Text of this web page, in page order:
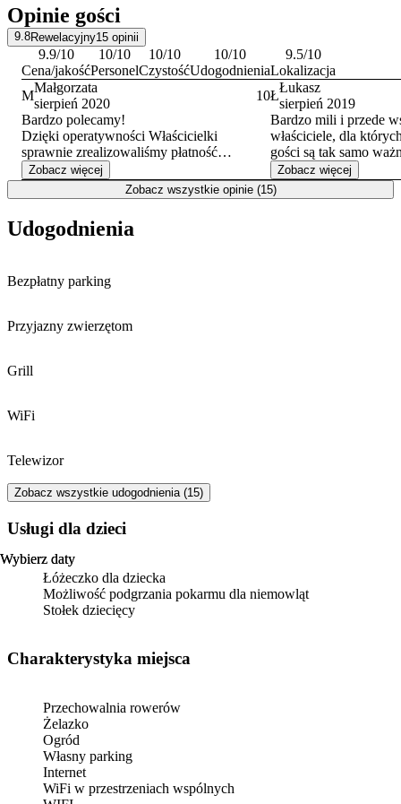
Opinie gości
9.8Rewelacyjny15 opinii
9.9/10
Cena/jakość
10/10
Personel
10/10
Czystość
10/10
Udogodnienia
9.5/10
Lokalizacja
M
Małgorzata
sierpień 2020
10
Bardzo polecamy!
Dzięki operatywności Właścicielki
sprawnie zrealizowaliśmy płatność
BONEM TURYSTYCZMYM od
pierwszych dni jego funkcjonowania.
Miejsce godne polecenia szczególnie
zgiełku. Spokojna okolica z dogodnym
dostep do kuchni i przytulnegoogrodu z
Zobacz więcej
Ł
Łukasz
sierpień 2019
Bardzo mili i przede
właściciele, dla
gości są tak samo
prywatne. Warunki
przyjemną atmosferę.
pozostawienie
Zobacz więcej
Zobacz wszystkie opinie (15)
Wybierz daty
Wybierz daty
Udogodnienia
Bezpłatny parking
Przyjazny zwierzętom
Grill
WiFi
Telewizor
Zobacz wszystkie udogodnienia (15)
usługi dla dzieci
Łóżeczko dla dziecka
Możliwość podgrzania pokarmu dla niemowląt
Stołek dziecięcy
Charakterystyka miejsca
Przechowalnia rowerów
Żelazko
Ogród
Własny parking
Internet
WiFi w przestrzeniach wspólnych